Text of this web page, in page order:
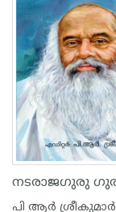
പി ആര്‍ ശ്രീകുമാര്‍